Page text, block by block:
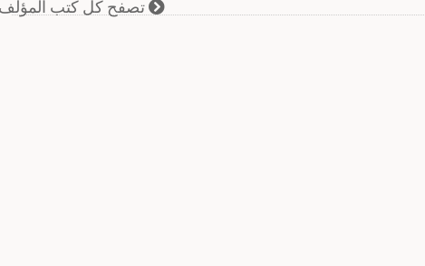
تصفح كل كتب